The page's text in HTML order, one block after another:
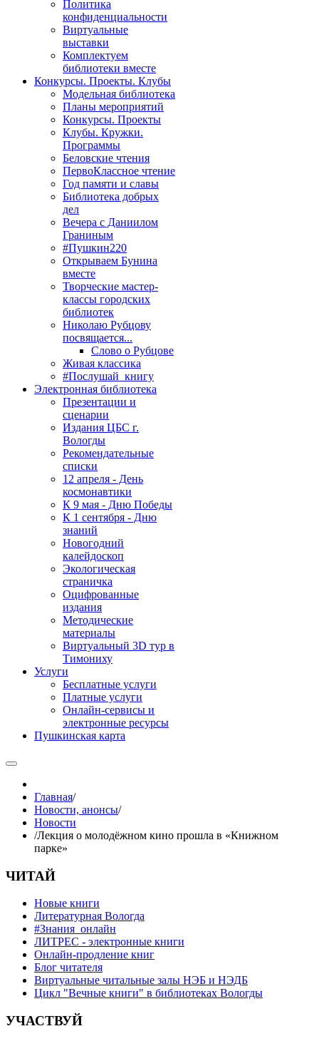
Политика
конфиденциальности
Виртуальные
выставки
Комплектуем
библиотеки вместе
Конкурсы. Проекты. Клубы
Модельная библиотека
Планы мероприятий
Конкурсы. Проекты
Клубы. Кружки.
Программы
Беловские чтения
ПервоКлассное чтение
Год памяти и славы
Библиотека добрых
дел
Вечера с Даниилом
Граниным
#Пушкин220
Открываем Бунина
вместе
Творческие мастер-
классы городских
библиотек
Николаю Рубцову
посвящается...
Слово о Рубцове
Живая классика
#Послушай_книгу
Электронная библиотека
Презентации и
сценарии
Издания ЦБС г.
Вологды
Рекомендательные
списки
12 апреля - День
космонавтики
К 9 мая - Дню Победы
К 1 сентября - Дню
знаний
Новогодний
калейдоскоп
Экологическая
страничка
Оцифрованные
издания
Методические
материалы
Виртуальный 3D тур в
Тимониху
Услуги
Бесплатные услуги
Платные услуги
Онлайн-сервисы и
электронные ресурсы
Пушкинская карта
Главная/
Новости, анонсы/
Новости
/Лекция о молодёжном кино прошла в «Книжном
парке»
ЧИТАЙ
Новые книги
Литературная Вологда
#Знания_онлайн
ЛИТРЕС - электронные книги
Онлайн-продление книг
Блог читателя
Виртуальные читальные залы НЭБ и НЭДБ
Цикл "Вечные книги" в библиотеках Вологды
УЧАСТВУЙ